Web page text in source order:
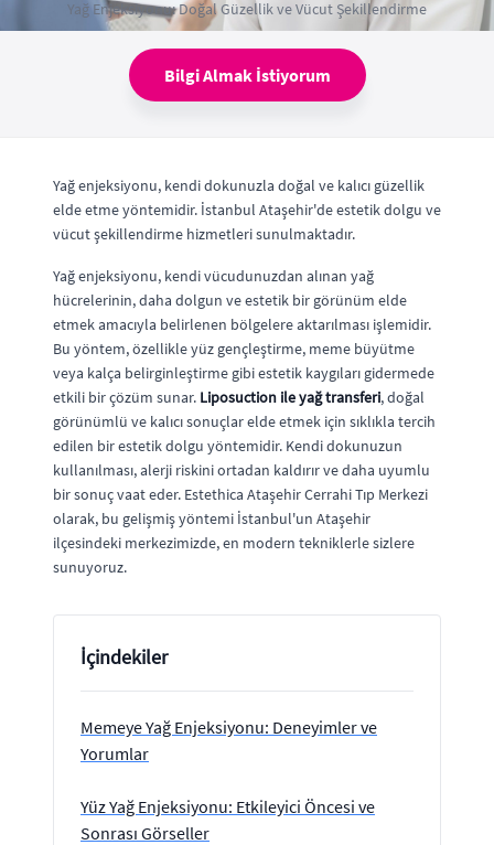
Yağ Enjeksiyonu: Doğal Güzellik ve Vücut Şekillendirme
Bilgi Almak İstiyorum
Yağ enjeksiyonu, kendi dokunuzla doğal ve kalıcı güzellik
elde etme yöntemidir. İstanbul Ataşehir'de estetik dolgu ve
vücut şekillendirme hizmetleri sunulmaktadır.
Yağ enjeksiyonu, kendi vücudunuzdan alınan yağ
hücrelerinin, daha dolgun ve estetik bir görünüm elde
etmek amacıyla belirlenen bölgelere aktarılması işlemidir.
Bu yöntem, özellikle yüz gençleştirme, meme büyütme
veya kalça belirginleştirme gibi estetik kaygıları gidermede
etkili bir çözüm sunar. Liposuction ile yağ transferi, doğal
görünümlü ve kalıcı sonuçlar elde etmek için sıklıkla tercih
edilen bir estetik dolgu yöntemidir. Kendi dokunuzun
kullanılması, alerji riskini ortadan kaldırır ve daha uyumlu
bir sonuç vaat eder. Estethica Ataşehir Cerrahi Tıp Merkezi
olarak, bu gelişmiş yöntemi İstanbul'un Ataşehir
ilçesindeki merkezimizde, en modern tekniklerle sizlere
sunuyoruz.
İçindekiler
Memeye Yağ Enjeksiyonu: Deneyimler ve
Yorumlar
Yüz Yağ Enjeksiyonu: Etkileyici Öncesi ve
Sonrası Görseller